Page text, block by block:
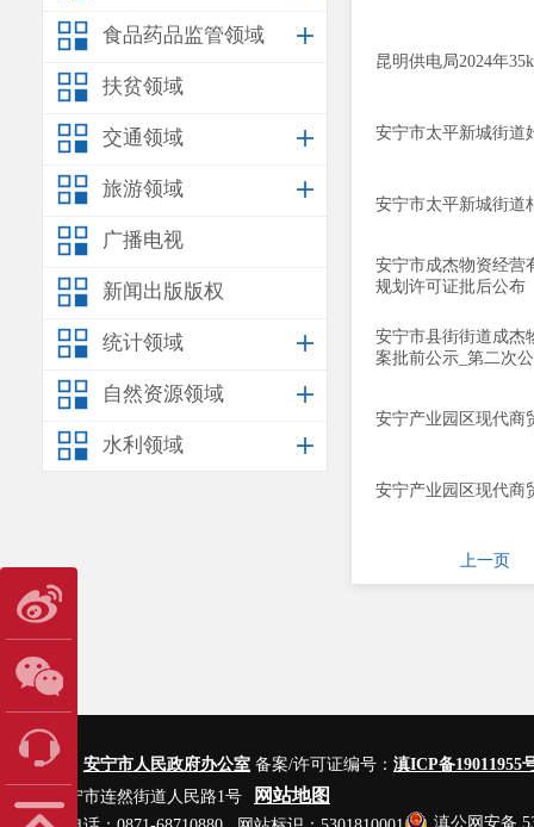
食品药品监管领域
扶贫领域
交通领域
旅游领域
广播电视
新闻出版版权
统计领域
自然资源领域
水利领域
昆明供电局2024年
安宁市太平新城街道
安宁市太平新城街道
安宁市成杰物资经营
规划许可证批后公布
安宁市县街街道成杰
案批前公示_第二次
安宁产业园区现代商
安宁产业园区现代商
上一页
主办单位： 安宁市人民政府办公室 备案/许可证编号： 滇ICP备19011955
地址：安宁市连然街道人民路1号
网站地图
滇公网安备